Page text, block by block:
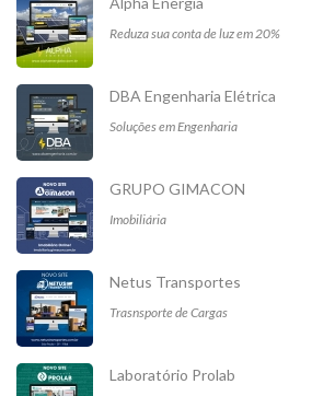
Reduza sua conta de luz em 20%
DBA Engenharia Elétrica
Soluções em Engenharia
GRUPO GIMACON
Imobiliária
Netus Transportes
Trasnsporte de Cargas
Laboratório Prolab